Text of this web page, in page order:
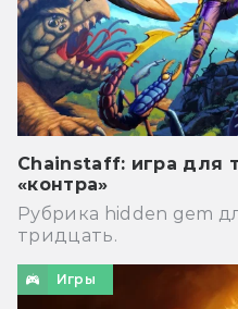
Chainstaff: игра для
«контра»
Рубрика hidden gem
тридцать.
Игры